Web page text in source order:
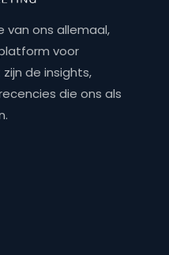
van ons allemaal,
voor
de insights,
die ons als